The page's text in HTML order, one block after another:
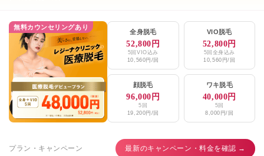
無料カウンセリングあり
全身脱毛
52,800円
5回VIO込み
10,560円/回
VIO脱毛
52,800円
5回全身込み
10,560円/回
顔脱毛
96,000円
5回
19,200円/回
ワキ脱毛
40,000円
5回
8,000円/回
プラン・キャンペーン 最新のキャンペーン・料金を確認 →